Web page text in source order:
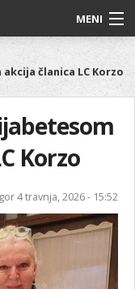
MENI
članica LC Korzo
Korzo
4 travnja, 2026 - 15:52